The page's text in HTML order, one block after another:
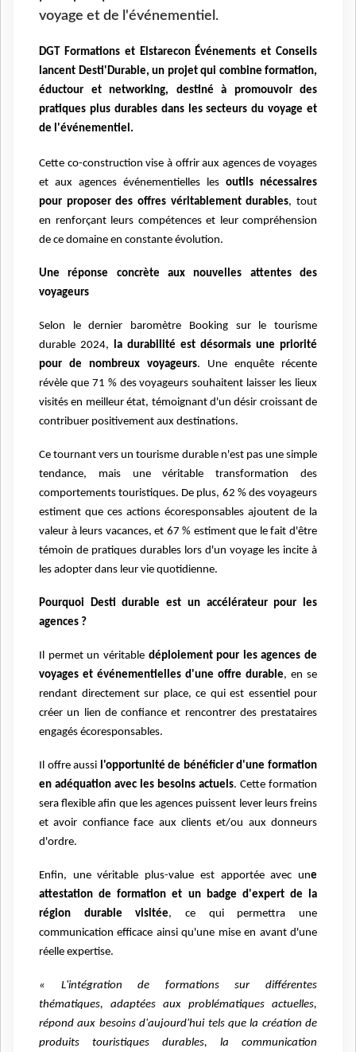
voyage et de l'événementiel.
DGT Formations et Elstarecon Événements et Conseils
lancent Desti'Durable, un projet qui combine formation,
éductour et networking, destiné à promouvoir des
pratiques plus durables dans les secteurs du voyage et
de l'événementiel.
Cette co-construction vise à offrir aux agences de voyages
et aux agences événementielles les outils nécessaires
pour proposer des offres véritablement durables, tout
en renforçant leurs compétences et leur compréhension
de ce domaine en constante évolution.
Une réponse concrète aux nouvelles attentes des
voyageurs
Selon le dernier baromètre Booking sur le tourisme
durable 2024, la durabilité est désormais une priorité
pour de nombreux voyageurs. Une enquête récente
révèle que 71 % des voyageurs souhaitent laisser les lieux
visités en meilleur état, témoignant d'un désir croissant de
contribuer positivement aux destinations.
Ce tournant vers un tourisme durable n'est pas une simple
tendance, mais une véritable transformation des
comportements touristiques. De plus, 62 % des voyageurs
estiment que ces actions écoresponsables ajoutent de la
valeur à leurs vacances, et 67 % estiment que le fait d'être
témoin de pratiques durables lors d'un voyage les incite à
les adopter dans leur vie quotidienne.
Pourquoi Desti durable est un accélérateur pour les
agences ?
Il permet un véritable déploiement pour les agences de
voyages et événementielles d'une offre durable, en se
rendant directement sur place, ce qui est essentiel pour
créer un lien de confiance et rencontrer des prestataires
engagés écoresponsables.
Il offre aussi l'opportunité de bénéficier d'une formation
en adéquation avec les besoins actuels. Cette formation
sera flexible afin que les agences puissent lever leurs freins
et avoir confiance face aux clients et/ou aux donneurs
d'ordre.
Enfin, une véritable plus-value est apportée avec une
attestation de formation et un badge d'expert de la
région durable visitée, ce qui permettra une
communication efficace ainsi qu'une mise en avant d'une
réelle expertise.
« L'intégration de formations sur différentes
thématiques, adaptées aux problématiques actuelles,
répond aux besoins d'aujourd'hui tels que la création de
produits touristiques durables, la communication